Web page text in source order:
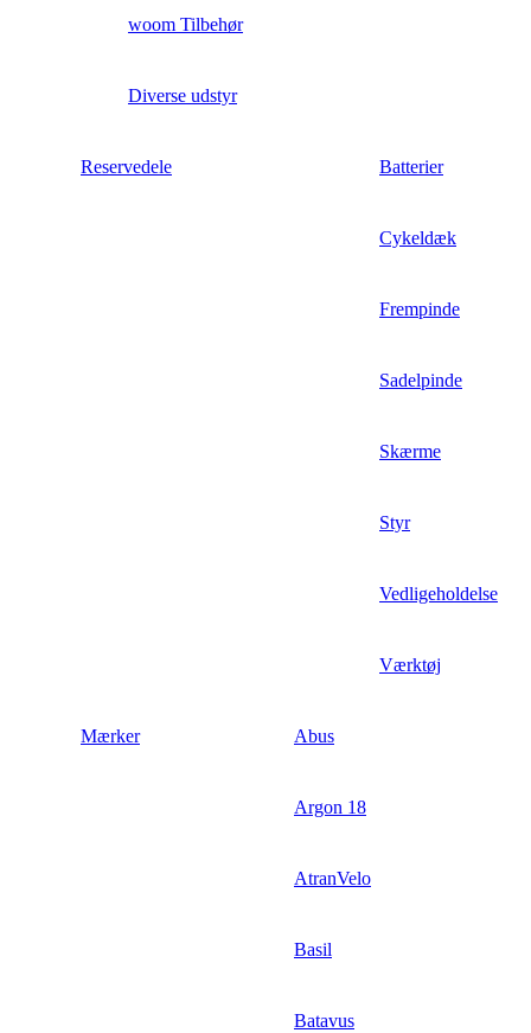
woom Tilbehør
Diverse udstyr
Reservedele Batterier
Cykeldæk
Frempinde
Sadelpinde
Skærme
Styr
Vedligeholdelse
Værktøj
Mærker Abus
Argon 18
AtranVelo
Basil
Batavus